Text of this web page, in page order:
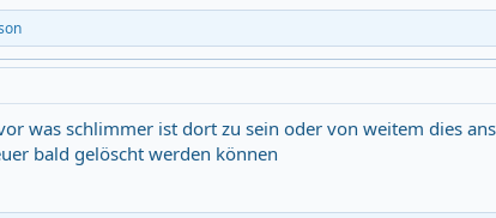
was schlimmer ist dort zu sein oder von weitem dies
bald gelöscht werden können